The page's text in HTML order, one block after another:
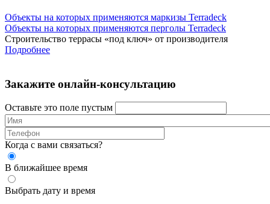
Объекты на которых применяются маркизы Terradeck
Объекты на которых применяются перголы Terradeck
Строительство террасы «под ключ» от производителя
Подробнее
Закажите онлайн-консультацию
Оставьте это поле пустым
Когда с вами связаться?
В ближайшее время
Выбрать дату и время